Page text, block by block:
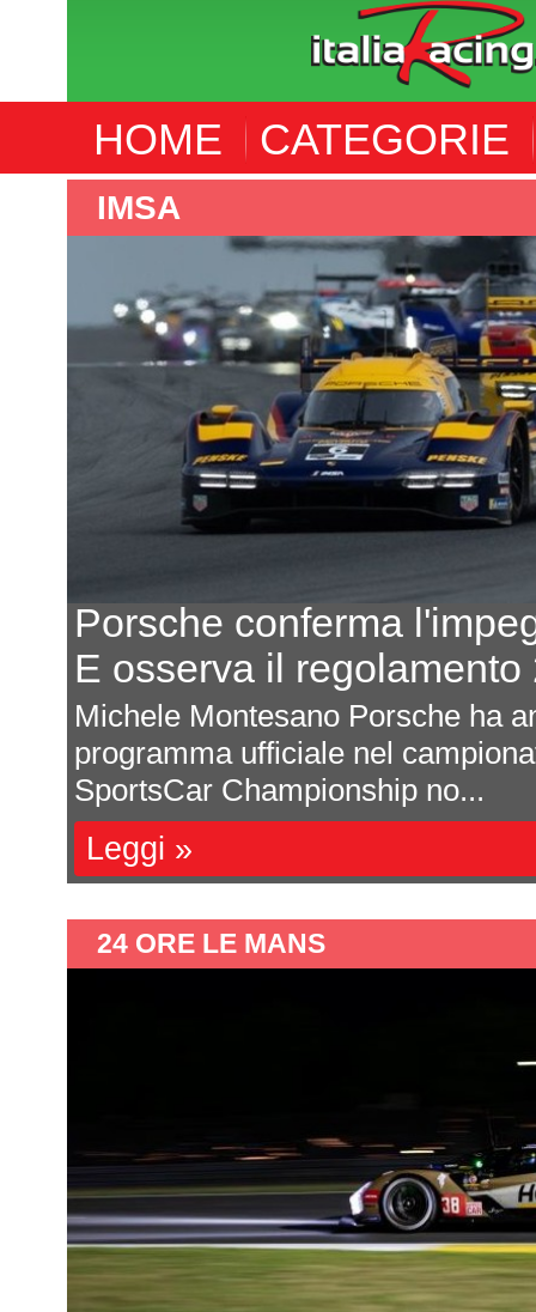
HOME CATEGORIE
INDYCAR
Portland - Qualifica
Rosenqvist batte Palou
Carlo Luciani A distanza di tre
appuntamento di Nashville la
nuovamente in pista per ...
Leggi »
24 ORE LE MANS